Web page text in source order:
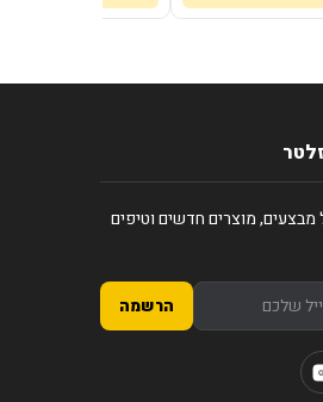
מבצעים, מוצרים חדשים וטיפים
הרשמה